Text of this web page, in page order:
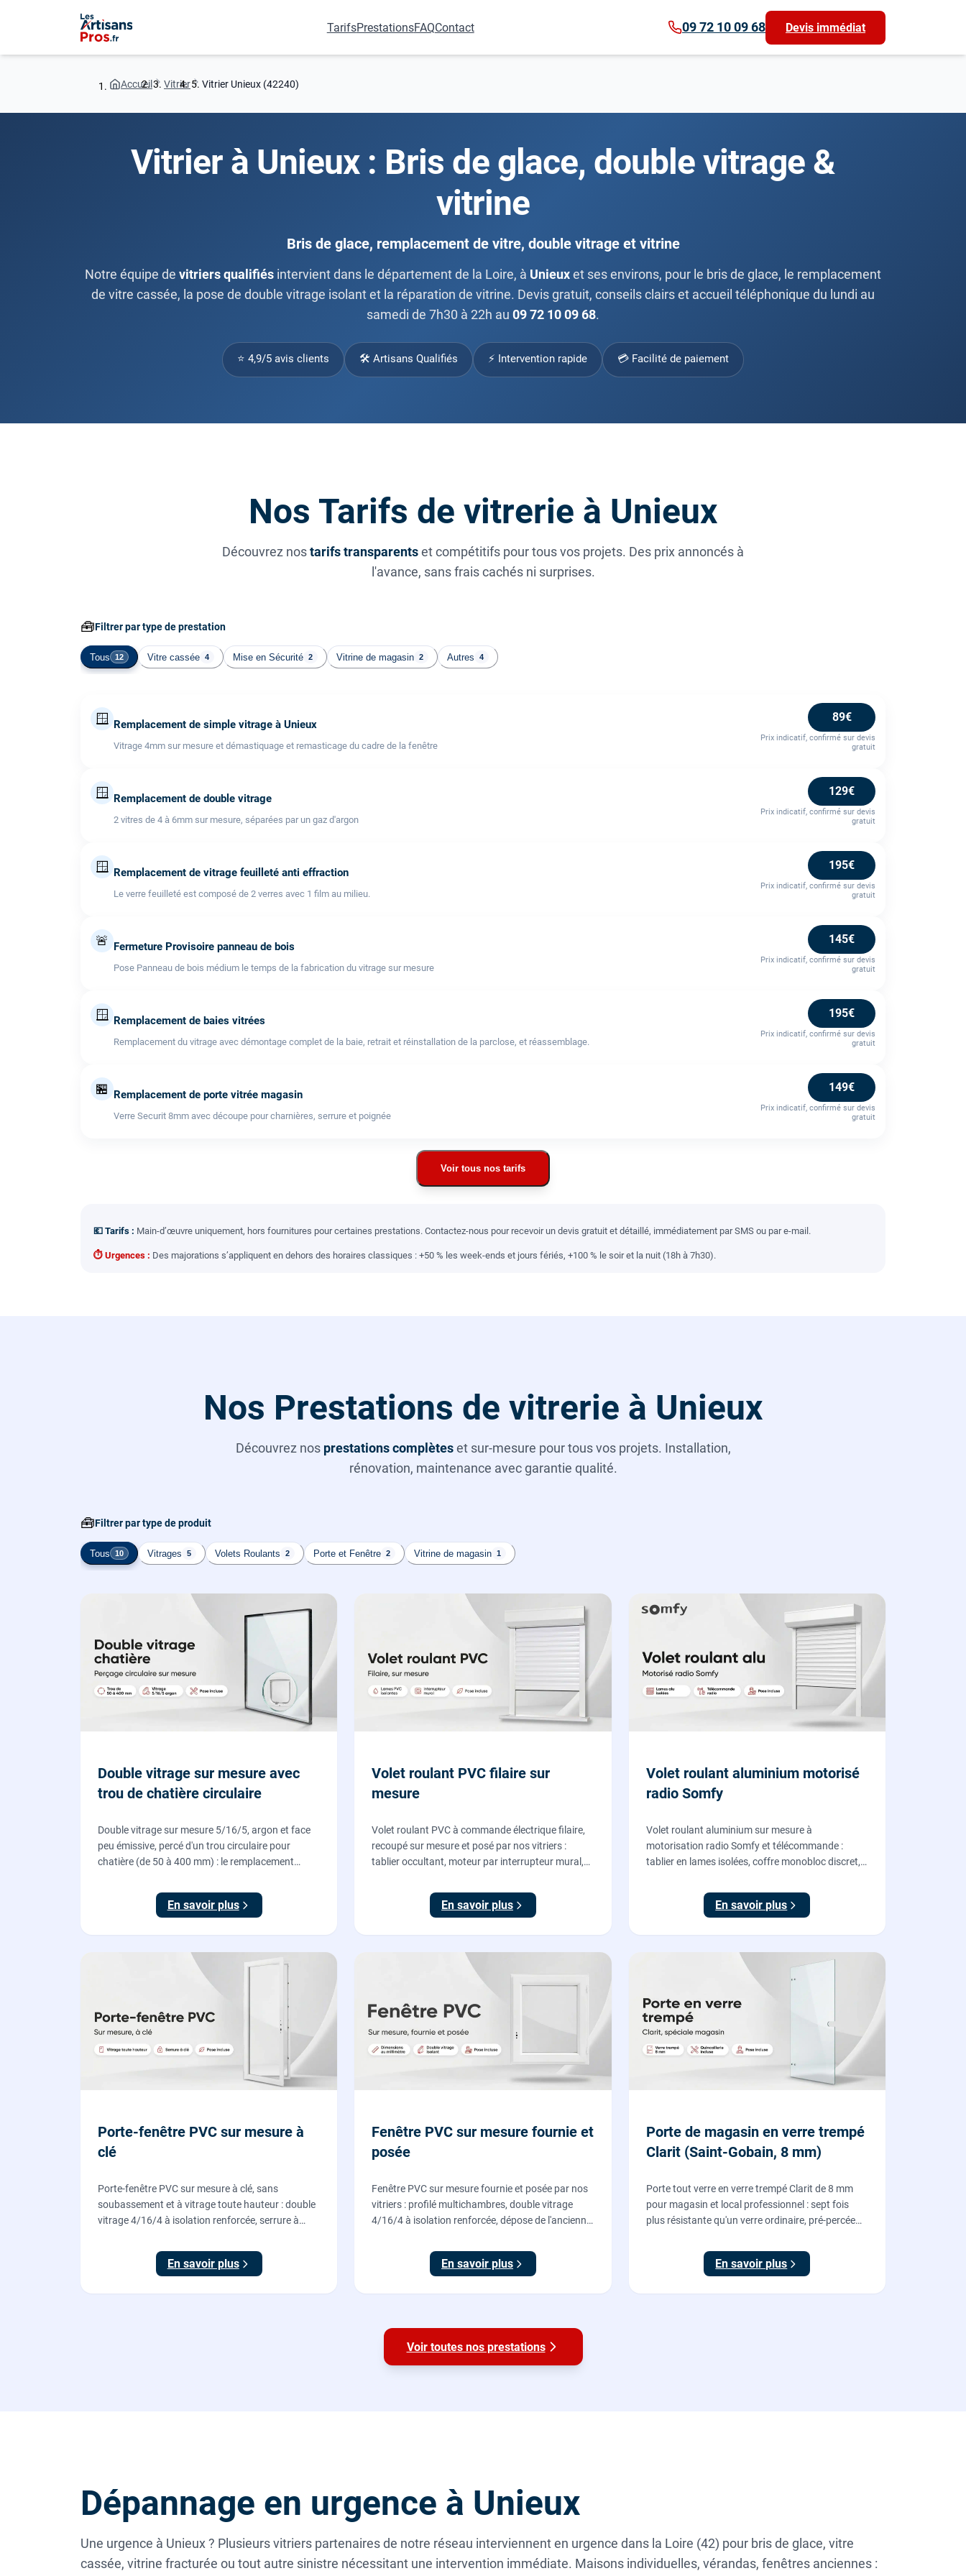
TarifsPrestationsFAQContact 09 72 10 09 68 Devis immédiat
Accueil Vitrier Vitrier Unieux (42240)
Vitrier à Unieux : Bris de glace, double vitrage &
vitrine
Bris de glace, remplacement de vitre, double vitrage et vitrine
Notre équipe de vitriers qualifiés intervient dans le département de la Loire, à Unieuxet ses environs, pour le bris de glace, le remplacement
de vitre cassée, la pose de double vitrage isolant et la réparation de vitrine. Devis gratuit, conseils clairs et accueil téléphonique du lundi au
samedi de 7h30 à 22h au 09 72 10 09 68.
⭐ 4,9/5 avis clients 🛠 Artisans Qualifiés ⚡ Intervention rapide 💳 Facilité de paiement
Nos Tarifs de vitrerie à Unieux
Découvrez nostarifs transparentset compétitifs pour tous vos projets. Des prix annoncés à
l'avance, sans frais cachés ni surprises.
🧰Filtrer par type de prestation
Tous 12 Vitre cassée 4 Mise en Sécurité 2 Vitrine de magasin 2 Autres 4
🪟 Remplacement de simple vitrage à Unieux
Vitrage 4mm sur mesure et démastiquage et remasticage du cadre de la fenêtre
89€
Prix indicatif, confirmé sur devis
gratuit
🪟 Remplacement de double vitrage
2 vitres de 4 à 6mm sur mesure, séparées par un gaz d'argon
129€
Prix indicatif, confirmé sur devis
gratuit
🪟 Remplacement de vitrage feuilleté anti effraction
Le verre feuilleté est composé de 2 verres avec 1 film au milieu.
195€
Prix indicatif, confirmé sur devis
gratuit
🚨 Fermeture Provisoire panneau de bois
Pose Panneau de bois médium le temps de la fabrication du vitrage sur mesure
145€
Prix indicatif, confirmé sur devis
gratuit
🪟 Remplacement de baies vitrées
Remplacement du vitrage avec démontage complet de la baie, retrait et réinstallation de la parclose, et réassemblage.
195€
Prix indicatif, confirmé sur devis
gratuit
🏪 Remplacement de porte vitrée magasin
Verre Securit 8mm avec découpe pour charnières, serrure et poignée
149€
Prix indicatif, confirmé sur devis
gratuit
Voir tous nos tarifs
💶 Tarifs : Main-d’œuvre uniquement, hors fournitures pour certaines prestations. Contactez-nous pour recevoir un devis gratuit et détaillé, immédiatement par SMS ou par e-mail.
⏱ Urgences : Des majorations s’appliquent en dehors des horaires classiques : +50 % les week-ends et jours fériés, +100 % le soir et la nuit (18h à 7h30).
Nos Prestations de vitrerie à Unieux
Découvrez nos prestations complèteset sur-mesure pour tous vos projets. Installation,
rénovation, maintenance avec garantie qualité.
🧰Filtrer par type de produit
Tous 10 Vitrages 5 Volets Roulants 2 Porte et Fenêtre 2 Vitrine de magasin 1
Double vitrage sur mesure avec
trou de chatière circulaire
Double vitrage sur mesure 5/16/5, argon et face
peu émissive, percé d'un trou circulaire pour
chatière (de 50 à 400 mm) : le remplacement
fourni et posé par nos vitriers.
En savoir plus
Volet roulant PVC filaire sur
mesure
Volet roulant PVC à commande électrique filaire,
recoupé sur mesure et posé par nos vitriers :
tablier occultant, moteur par interrupteur mural,
garantie 2 ans.
En savoir plus
Volet roulant aluminium motorisé
radio Somfy
Volet roulant aluminium sur mesure à
motorisation radio Somfy et télécommande :
tablier en lames isolées, coffre monobloc discret,
portes-fenêtres et baies coulissantes.
En savoir plus
Porte-fenêtre PVC sur mesure à
clé
Porte-fenêtre PVC sur mesure à clé, sans
soubassement et à vitrage toute hauteur : double
vitrage 4/16/4 à isolation renforcée, serrure à
Fournie et posée par nos vitriers.
En savoir plus
Fenêtre PVC sur mesure fournie et
posée
Fenêtre PVC sur mesure fournie et posée par nos
vitriers : profilé multichambres, double vitrage
4/16/4 à isolation renforcée, dépose de l'ancienne
€ TTC posée, TVA 10 %.
En savoir plus
Porte de magasin en verre trempé
Clarit (Saint-Gobain, 8 mm)
Porte tout verre en verre trempé Clarit de 8 mm
pour magasin et local professionnel : sept fois
plus résistante qu'un verre ordinaire, pré-percée
nos vitriers avec sa quincaillerie (pivots, serrure,
En savoir plus
Voir toutes nos prestations
Dépannage en urgence à Unieux
Une urgence à Unieux ? Plusieurs vitriers partenaires de notre réseau interviennent en urgence dans la Loire (42) pour bris de glace, vitre
cassée, vitrine fracturée ou tout autre sinistre nécessitant une intervention immédiate. Maisons individuelles, vérandas, fenêtres anciennes :